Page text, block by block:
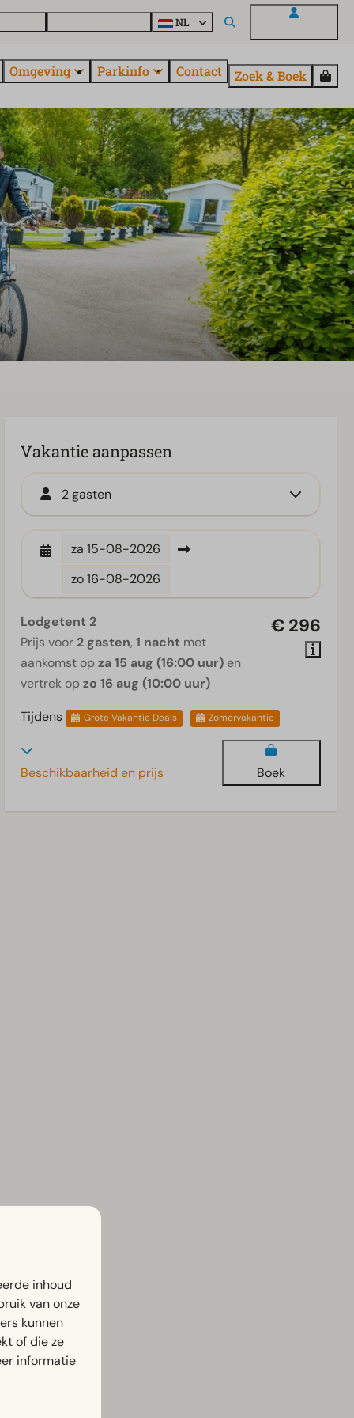
NL
Omgeving Parkinfo Contact Zoek & Boek
Vakantie aanpassen
2 gasten
za 15-08-2026
zo16-08-2026
€ 296
Lodgetent 2
Prijs voor 2 gasten, 1 nacht met
aankomst op za 15 aug (16:00 uur) en
vertrek op zo 16 aug (10:00 uur)
Tijdens
Grote Vakantie Deals Zomervakantie
Beschikbaarheid en prijs Boek
inhoud
van onze
kunnen
of die ze
informatie